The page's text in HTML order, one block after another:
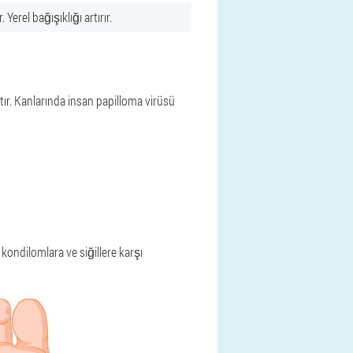
bağışıklığı artırır.
Kanlarında insan papilloma virüsü
ve siğillere karşı